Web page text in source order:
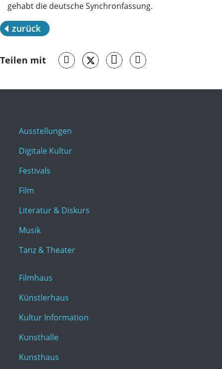
gehabt die deutsche Synchronfassung.
zurück
Teilen mit
Ausstellungen
Digitale Kultur
Festivals
Film
Literatur & Diskurs
Musik
Tanz & Theater
Filmhaus
Künstlerhaus
Kultur Information
Kunsthalle
Kunsthaus